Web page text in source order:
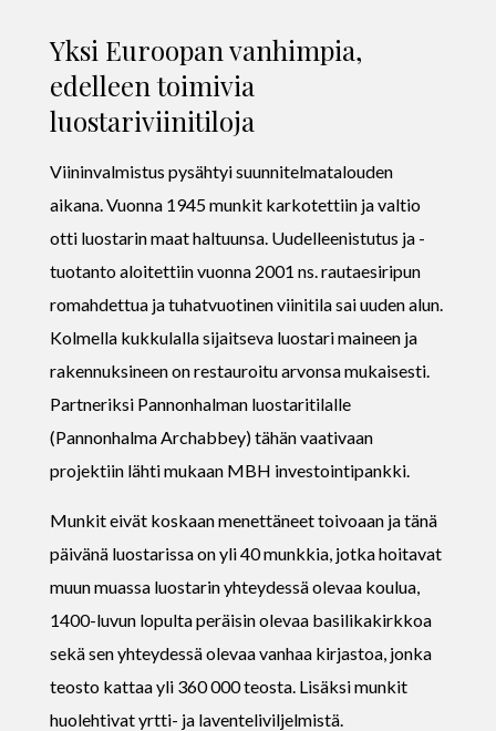
Yksi Euroopan vanhimpia,
edelleen toimivia
luostariviinitiloja
Viininvalmistus pysähtyi suunnitelmatalouden
aikana. Vuonna 1945 munkit karkotettiin ja valtio
otti luostarin maat haltuunsa. Uudelleenistutus ja -
tuotanto aloitettiin vuonna 2001 ns. rautaesiripun
romahdettua ja tuhatvuotinen viinitila sai uuden alun.
Kolmella kukkulalla sijaitseva luostari maineen ja
rakennuksineen on restauroitu arvonsa mukaisesti.
Partneriksi Pannonhalman luostaritilalle
(Pannonhalma Archabbey) tähän vaativaan
projektiin lähti mukaan MBH investointipankki.
Munkit eivät koskaan menettäneet toivoaan ja tänä
päivänä luostarissa on yli 40 munkkia, jotka hoitavat
muun muassa luostarin yhteydessä olevaa koulua,
1400-luvun lopulta peräisin olevaa basilikakirkkoa
sekä sen yhteydessä olevaa vanhaa kirjastoa, jonka
teosto kattaa yli 360 000 teosta. Lisäksi munkit
huolehtivat yrtti- ja laventeliviljelmistä.